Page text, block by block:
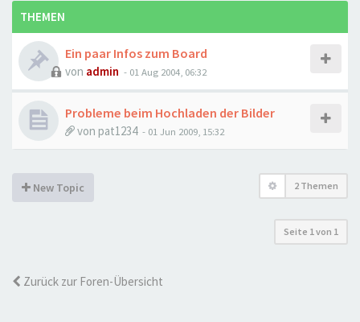
THEMEN
Ein paar Infos zum Board
von admin - 01 Aug 2004, 06:32
Probleme beim Hochladen der Bilder
von pat1234 - 01 Jun 2009, 15:32
New Topic 2 Themen
Seite 1von 1
Zurück zur Foren-Übersicht